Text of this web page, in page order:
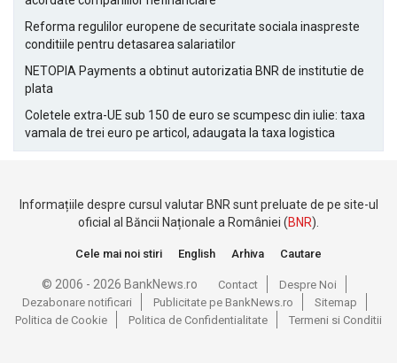
Reforma regulilor europene de securitate sociala inaspreste
conditiile pentru detasarea salariatilor
NETOPIA Payments a obtinut autorizatia BNR de institutie de
plata
Coletele extra-UE sub 150 de euro se scumpesc din iulie: taxa
vamala de trei euro pe articol, adaugata la taxa logistica
Informațiile despre cursul valutar BNR sunt preluate de pe site-ul
oficial al Băncii Naționale a României (BNR).
Cele mai noi stiri English Arhiva Cautare
© 2006 - 2026 BankNews.ro Contact
Despre Noi
Dezabonare notificari
Publicitate pe BankNews.ro
Sitemap
Politica de Cookie
Politica de Confidentialitate Termeni si Conditii